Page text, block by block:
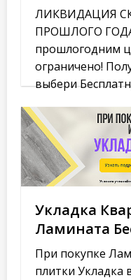
ЛИКВИДАЦИЯ
ПРОШЛОГО
прошлогодним
ограничено!
выбери
Укладка
Ламината
При покупке
плитки Укладка